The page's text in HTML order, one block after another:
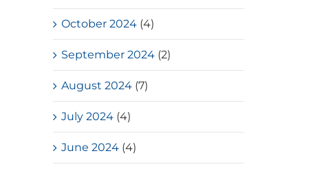
October 2024 (4)
September 2024 (2)
August 2024 (7)
July 2024 (4)
June 2024 (4)